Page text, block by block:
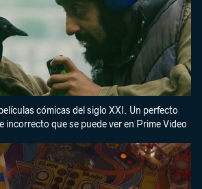
cómicas del siglo XXI. Un perfecto
incorrecto que se puede ver en Prime Video